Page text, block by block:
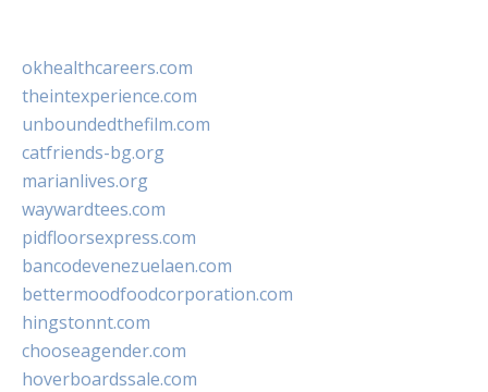
okhealthcareers.com
theintexperience.com
unboundedthefilm.com
catfriends-bg.org
marianlives.org
waywardtees.com
pidfloorsexpress.com
bancodevenezuelaen.com
bettermoodfoodcorporation.com
hingstonnt.com
chooseagender.com
hoverboardssale.com